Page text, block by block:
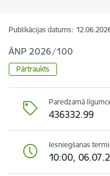
Publikācijas datums:
ĀNP 2026/100
Pārtraukts
Paredzamā
436332.99
Iesniegšanas
10:00,